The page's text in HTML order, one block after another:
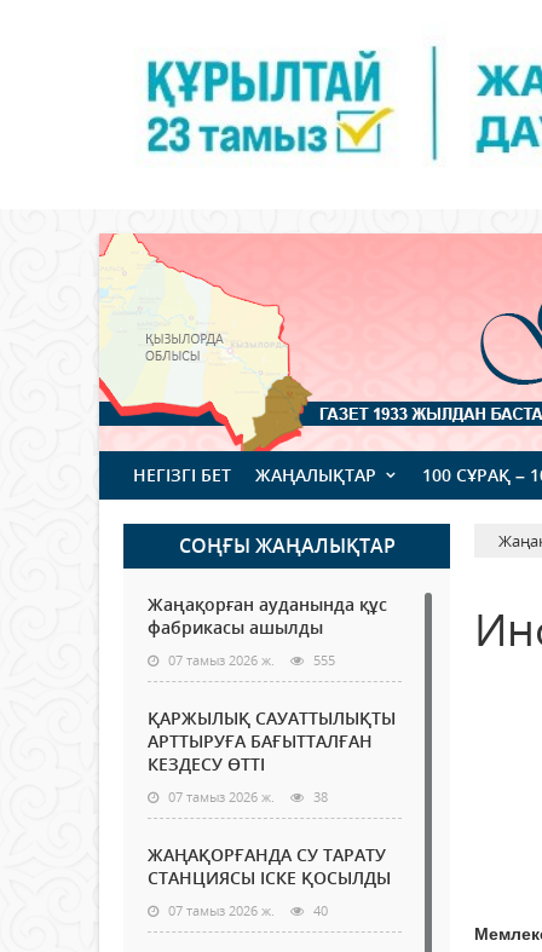
НЕГІЗГІ БЕТ ЖАҢАЛЫҚТАР 100 СҰРАҚ –
СОҢҒЫ ЖАҢАЛЫҚТАР
Жаңақорған ауданында құс
фабрикасы ашылды
07 тамыз 2026 ж. 555
ҚАРЖЫЛЫҚ САУАТТЫЛЫҚТЫ
АРТТЫРУҒА БАҒЫТТАЛҒАН
КЕЗДЕСУ ӨТТІ
07 тамыз 2026 ж. 38
ЖАҢАҚОРҒАНДА СУ ТАРАТУ
СТАНЦИЯСЫ ІСКЕ ҚОСЫЛДЫ
07 тамыз 2026 ж. 40